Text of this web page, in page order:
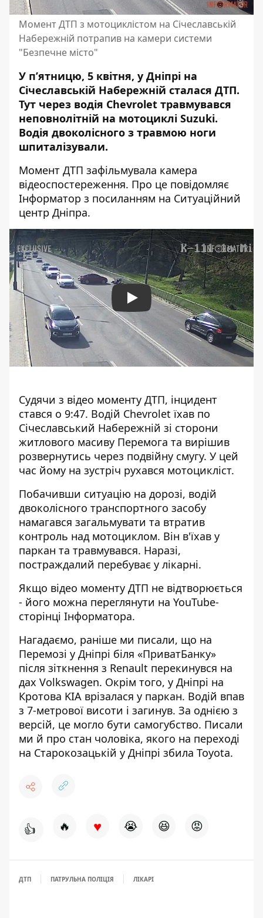
Момент ДТП з мотоциклістом на Січеславській
Набережній потрапив на камери системи
"Безпечне місто"
У пʼятницю, 5 квітня, у Дніпрі на
Січеславській Набережній сталася ДТП.
Тут через водія Chevrolet травмувався
неповнолітній на мотоциклі Suzuki.
Водія двоколісного з травмою ноги
шпиталізували.
Момент ДТП зафільмувала камера
відеоспостереження. Про це повідомляє
Інформатор з посиланням на Ситуаційний
центр Дніпра.
Play
Судячи з відео моменту ДТП, інцидент
стався о 9:47. Водій Chevrolet їхав по
Січеславський Набережній зі сторони
житлового масиву Перемога та вирішив
розвернутись через подвійну смугу. У цей
час йому на зустріч рухався мотоцикліст.
Побачивши ситуацію на дорозі, водій
двоколісного транспортного засобу
намагався загальмувати та втратив
контроль над мотоциклом. Він в'їхав у
паркан та травмувався. Наразі,
постраждалий перебуває у лікарні.
Якщо відео моменту ДТП не відтворюється
- його можна переглянути на YouTube-
сторінці Інформатора.
Нагадаємо, раніше ми писали, що на
Перемозі у Дніпрі біля «ПриватБанку»
після зіткнення з Renault перекинувся на
дах Volkswagen. Окрім того, у Дніпрі на
Кротова KIA врізалася у паркан. Водій впав
з 7-метрової висоти і загинув. За однією з
версій, це могло бути самогубство. Писали
ми й про стан чоловіка, якого на переході
на Старокозацькій у Дніпрі збила Toyota.
👍 🔥 ♥ 😭 😆 😡
ДТП ПАТРУЛЬНА ПОЛІЦІЯ ЛІКАРІ